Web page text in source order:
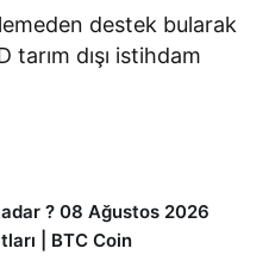
destek bularak
tarım dışı istihdam
? 08 Ağustos 2026
| BTC Coin